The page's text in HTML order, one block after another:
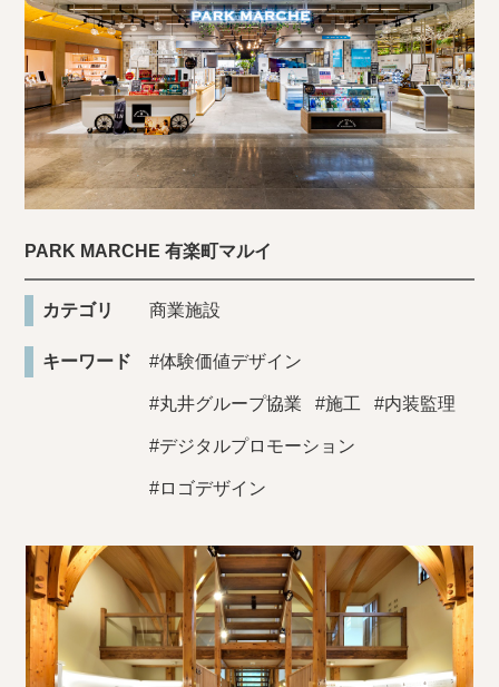
PARK MARCHE 有楽町マルイ
カテゴリ 商業施設
キーワード #体験価値デザイン
#丸井グループ協業 #施工 #内装監理
#デジタルプロモーション
#ロゴデザイン